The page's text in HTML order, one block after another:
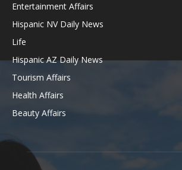
Entertainment Affairs
Hispanic NV Daily News
Life
Hispanic AZ Daily News
Tourism Affairs
Health Affairs
Beauty Affairs